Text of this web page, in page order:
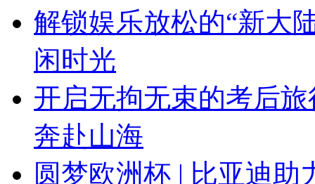
解锁娱乐放松的“新大
闲时光
开启无拘无束的考后
奔赴山海
圆梦欧洲杯 | 比亚迪助